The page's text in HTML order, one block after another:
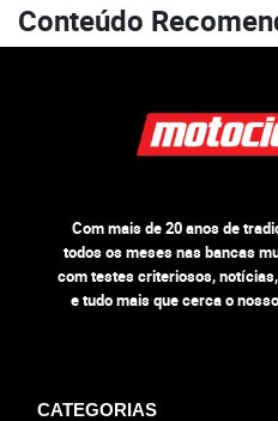
Conteúdo
Com mais de 20 anos de
todos os meses nas bancas
com testes criteriosos,
e tudo mais que cerca o
CATEGORIAS